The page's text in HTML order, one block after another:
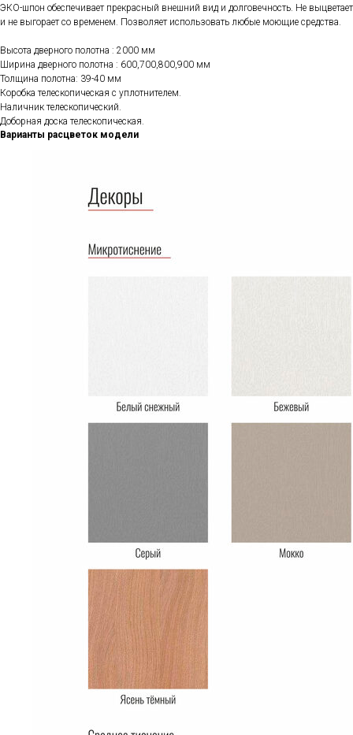
ЭКО-шпон обеспечивает прекрасный внешний вид и долговечность. Не выцветает
и не выгорает со временем. Позволяет использовать любые моющие средства.
Высота дверного полотна : 2000 мм
Ширина дверного полотна : 600,700,800,900 мм
Толщина полотна: 39-40 мм
Коробка телескопическая с уплотнителем.
Наличник телескопический.
Доборная доска телескопическая.
Варианты расцветок модели